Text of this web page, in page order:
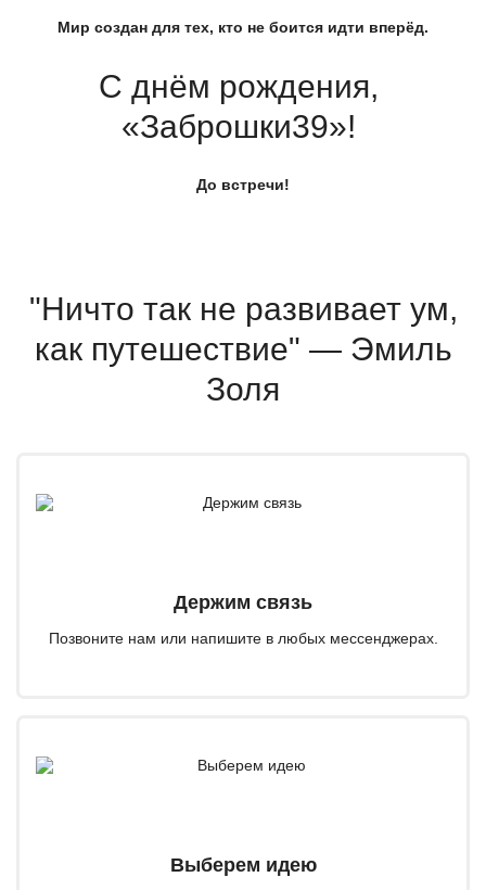
Мир создан для тех, кто не боится идти вперёд.
С днём рождения,
«Заброшки39»!
До встречи!
"Ничто так не развивает ум,
как путешествие" — Эмиль
Золя
Держим связь
Позвоните нам или напишите в любых мессенджерах.
Выберем идею